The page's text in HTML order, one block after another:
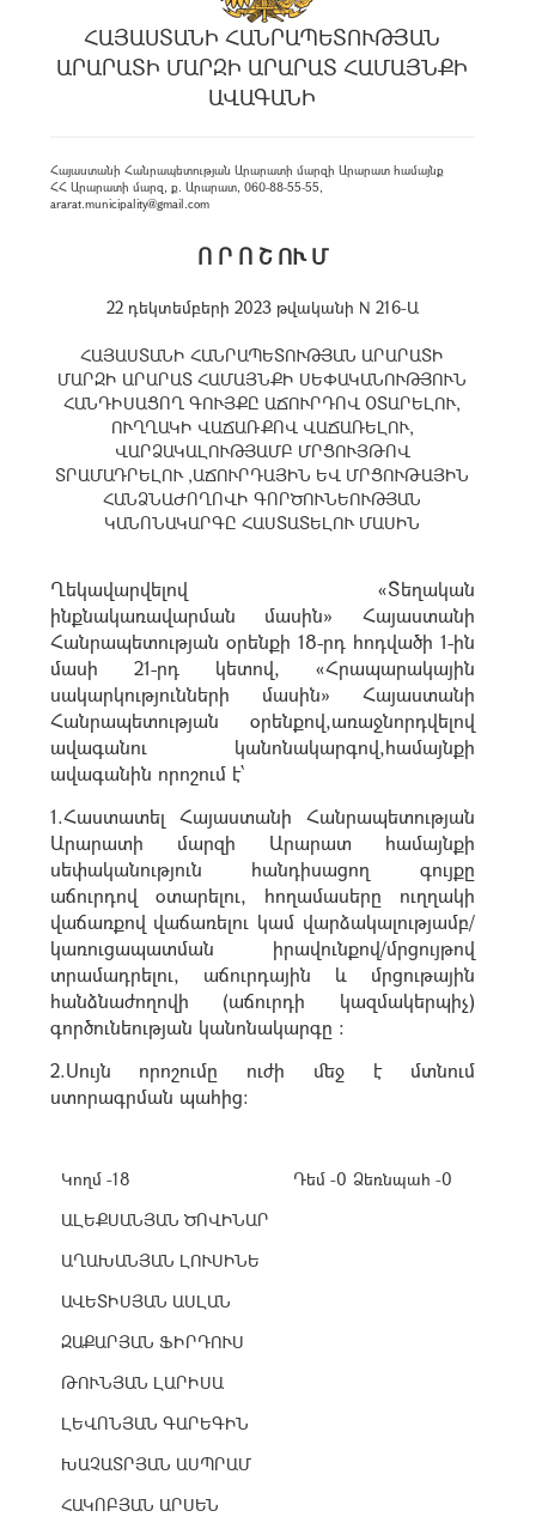
ՀԱՅԱՍՏԱՆԻ ՀԱՆՐԱՊԵՏՈՒԹՅԱՆ
ԱՐԱՐԱՏԻ ՄԱՐԶԻ ԱՐԱՐԱՏ ՀԱՄԱՅՆՔԻ
ԱՎԱԳԱՆԻ
Հայաստանի Հանրապետության Արարատի մարզի Արարատ համայնք
ՀՀ Արարատի մարզ, ք. Արարատ, 060-88-55-55,
ararat.municipality@gmail.com
Ո Ր Ո Շ ՈՒ Մ
22 դեկտեմբերի 2023 թվականի N 216-Ա
ՀԱՅԱՍՏԱՆԻ ՀԱՆՐԱՊԵՏՈՒԹՅԱՆ ԱՐԱՐԱՏԻ
ՄԱՐԶԻ ԱՐԱՐԱՏ ՀԱՄԱՅՆՔԻ ՍԵՓԱԿԱՆՈՒԹՅՈՒՆ
ՀԱՆԴԻՍԱՑՈՂ ԳՈՒՅՔԸ ԱՃՈՒՐԴՈՎ ՕՏԱՐԵԼՈՒ,
ՈՒՂՂԱԿԻ ՎԱՃԱՌՔՈՎ ՎԱՃԱՌԵԼՈՒ,
ՎԱՐՁԱԿԱԼՈՒԹՅԱՄԲ ՄՐՑՈՒՅԹՈՎ
ՏՐԱՄԱԴՐԵԼՈՒ ,ԱՃՈՒՐԴԱՅԻՆ ԵՎ ՄՐՑՈՒԹԱՅԻՆ
ՀԱՆՁՆԱԺՈՂՈՎԻ ԳՈՐԾՈՒՆԵՈՒԹՅԱՆ
ԿԱՆՈՆԱԿԱՐԳԸ ՀԱՍՏԱՏԵԼՈՒ ՄԱՍԻՆ
Ղեկավարվելով «Տեղական
ինքնակառավարման մասին» Հայաստանի
Հանրապետության օրենքի 18-րդ հոդվածի 1-ին
մասի 21-րդ կետով, «Հրապարակային
սակարկությունների մասին» Հայաստանի
Հանրապետության օրենքով,առաջնորդվելով
ավագանու կանոնակարգով,համայնքի
ավագանին որոշում է՝
1.Հաստատել Հայաստանի Հանրապետության
Արարատի մարզի Արարատ համայնքի
սեփականություն հանդիսացող գույքը
աճուրդով օտարելու, հողամասերը ուղղակի
վաճառքով վաճառելու կամ վարձակալությամբ/
կառուցապատման իրավունքով/մրցույթով
տրամադրելու, աճուրդային և մրցութային
հանձնաժողովի (աճուրդի կազմակերպիչ)
գործունեության կանոնակարգը :
2.Սույն որոշումը ուժի մեջ է մտնում
ստորագրման պահից:
Կողմ -18
ԱԼԵՔՍԱՆՅԱՆ ԾՈՎԻՆԱՐ
ԱՂԱԽԱՆՅԱՆ ԼՈՒՍԻՆԵ
ԱՎԵՏԻՍՅԱՆ ԱՍԼԱՆ
ԶԱՔԱՐՅԱՆ ՖԻՐԴՈՒՍ
ԹՈՒՆՅԱՆ ԼԱՐԻՍԱ
ԼԵՎՈՆՅԱՆ ԳԱՐԵԳԻՆ
ԽԱՉԱՏՐՅԱՆ ԱՍՊՐԱՄ
ՀԱԿՈԲՅԱՆ ԱՐՍԵՆ
Դեմ -0 Ձեռնպահ -0